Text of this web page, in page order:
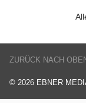
© 2026 EBNER
ZURÜCK NACH